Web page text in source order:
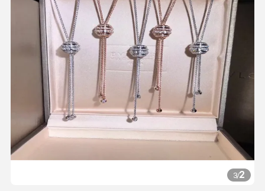
2
/
3